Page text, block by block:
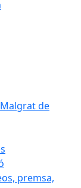
de
premsa,